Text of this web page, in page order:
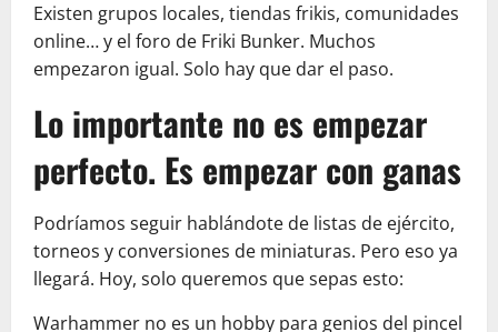
Existen grupos locales, tiendas frikis, comunidades
online… y el foro de Friki Bunker. Muchos
empezaron igual. Solo hay que dar el paso.
Lo importante no es empezar
perfecto. Es empezar con ganas
Podríamos seguir hablándote de listas de ejército,
torneos y conversiones de miniaturas. Pero eso ya
llegará. Hoy, solo queremos que sepas esto:
Warhammer no es un hobby para genios del pincel